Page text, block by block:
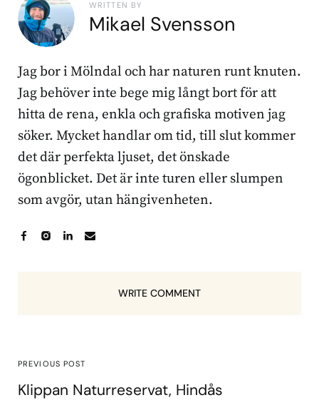
WRITTEN BY
Mikael Svensson
Jag bor i Mölndal och har naturen runt knuten.
Jag behöver inte bege mig långt bort för att
hitta de rena, enkla och grafiska motiven jag
söker. Mycket handlar om tid, till slut kommer
det där perfekta ljuset, det önskade
ögonblicket. Det är inte turen eller slumpen
som avgör, utan hängivenheten.
WRITE COMMENT
PREVIOUS POST
Klippan Naturreservat, Hindås